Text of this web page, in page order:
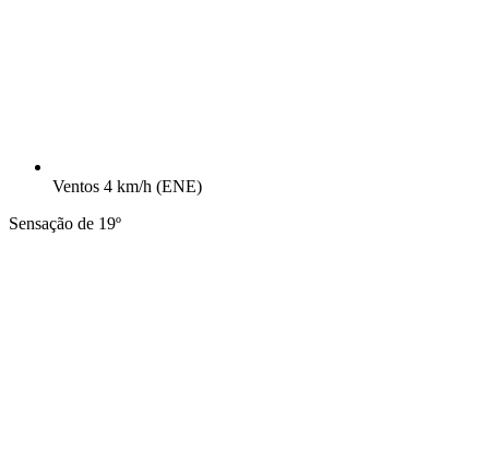
Ventos 4 km/h (ENE)
Sensação de 19º